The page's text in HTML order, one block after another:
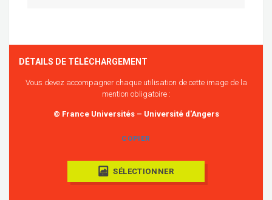
DÉTAILS DE TÉLÉCHARGEMENT
Vous devez accompagner chaque utilisation de cette image de la
mention obligatoire :
© France Universités – Université d'Angers
COPIER
SÉLECTIONNER